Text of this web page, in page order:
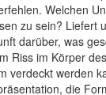
Welchen
zu sein? Liefert
darüber, was
Riss im Körper
verdeckt werden
die